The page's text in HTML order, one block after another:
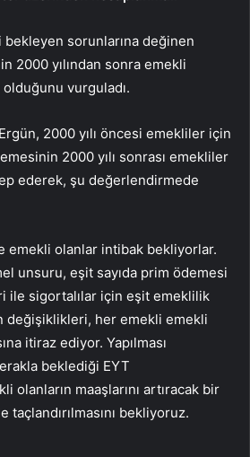
sorunlarına değinen
2000 yılından sonra emekli
olduğunu vurguladı.
2000 yılı öncesi emekliler için
2000 yılı sonrası emekliler
ederek, şu değerlendirmede
emekli olanlar intibak bekliyorlar.
unsuru, eşit sayıda prim ödemesi
ile sigortalılar için eşit emeklilik
değişiklikleri, her emekli emekli
itiraz ediyor. Yapılması
beklediği EYT
olanların maaşlarını artıracak bir
bekliyoruz.